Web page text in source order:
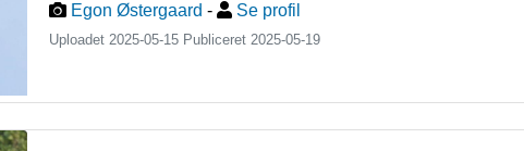
Egon Østergaard - Se profil
Uploadet 2025-05-15 Publiceret2025-05-19